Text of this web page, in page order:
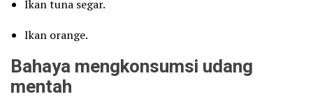
Ikan tuna segar.
Ikan orange.
Bahaya mengkonsumsi udang
mentah